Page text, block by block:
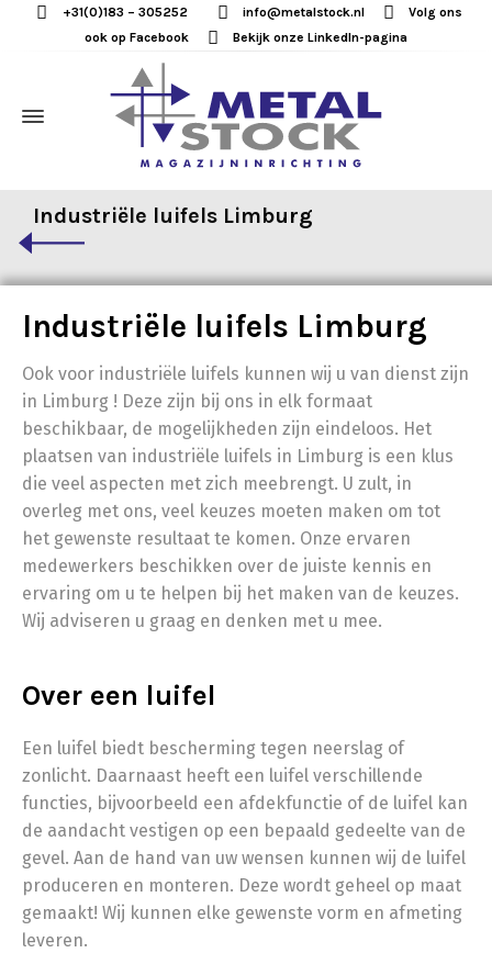
+31(0)183 – 305252 info@metalstock.nl
Volg ons
ook op Facebook
Bekijk onze LinkedIn-pagina
Industriële luifels Limburg
Industriële luifels Limburg
Ook voor industriële luifels kunnen wij u van dienst zijn
in Limburg ! Deze zijn bij ons in elk formaat
beschikbaar, de mogelijkheden zijn eindeloos. Het
plaatsen van industriële luifels in Limburg is een klus
die veel aspecten met zich meebrengt. U zult, in
overleg met ons, veel keuzes moeten maken om tot
het gewenste resultaat te komen. Onze ervaren
medewerkers beschikken over de juiste kennis en
ervaring om u te helpen bij het maken van de keuzes.
Wij adviseren u graag en denken met u mee.
Over een luifel
Een luifel biedt bescherming tegen neerslag of
zonlicht. Daarnaast heeft een luifel verschillende
functies, bijvoorbeeld een afdekfunctie of de luifel kan
de aandacht vestigen op een bepaald gedeelte van de
gevel. Aan de hand van uw wensen kunnen wij de luifel
produceren en monteren. Deze wordt geheel op maat
gemaakt! Wij kunnen elke gewenste vorm en afmeting
leveren.